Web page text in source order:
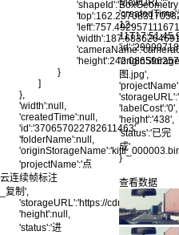
}
]
},
'width':null,
'createdTime':null,
'id':'370657022782611463',
'folderName':null,
'projectName':'点
云连续帧标注
_复制',
'storageURL':'https://
'height':null,
'status':'进
'viewURL':'',
12-
图.jpg',
'labelCost':'0',
'height':'438',
'status':'已完
成'
}
查看数据